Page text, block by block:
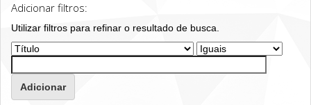
Adicionar filtros:
Utilizar filtros para refinar o resultado de busca.